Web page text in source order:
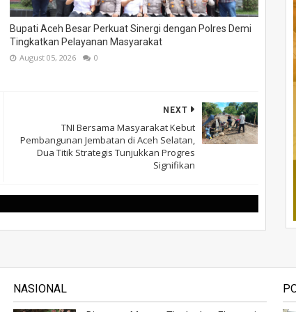
Bupati Aceh Besar Perkuat Sinergi dengan Polres Demi
Tingkatkan Pelayanan Masyarakat
August 05, 2026 0
NEXT
TNI Bersama Masyarakat Kebut
Pembangunan Jembatan di Aceh Selatan,
Dua Titik Strategis Tunjukkan Progres
Signifikan
NASIONAL